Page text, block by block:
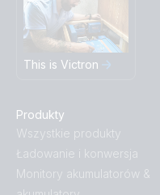
This is Victron
Produkty
Wszystkie produkty
Ładowanie i konwersja
Monitory akumulatorów &